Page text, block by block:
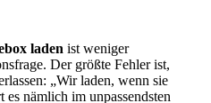
laden ist weniger
Der größte Fehler ist,
„Wir laden, wenn sie
es nämlich im unpassendsten